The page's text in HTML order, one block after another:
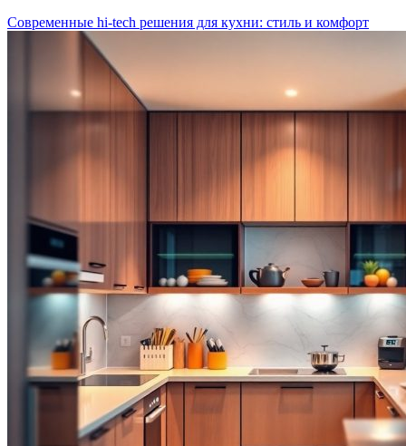
Современные hi-tech решения для кухни: стиль и комфорт